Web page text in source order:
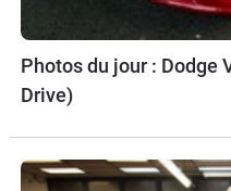
Photos du jour : Dodge
Drive)